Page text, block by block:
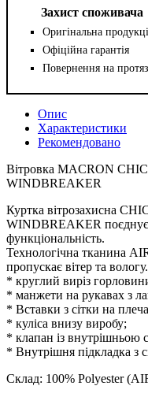
Захист споживача
Оригінальна
Офіційна гарантія
Повернення на
Опис
Характеристики
Рекомендовано
Вітровка MACRON
WINDBREAKER
Куртка вітрозахисна
WINDBREAKER
функціональність.
Технологічна тканина
пропускає вітер та вологу.
* круглий виріз
* манжети на рукавах з
* Вставки з сітки на
* куліса внизу виробу;
* клапан із внутрішньою
* Внутрішня підкладка з
Склад: 100% Polyester